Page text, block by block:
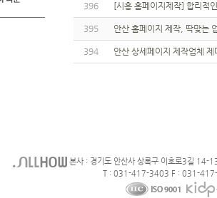
396 [시흥 홈페이지제작] 합리적
395 안산 홈페이지 제작, 딱맞는
394 안산 상세페이지 제작업체
본사 : 경기도 안산사 상록구 이호로3길 14-
T : 031-417-3403 F : 031-